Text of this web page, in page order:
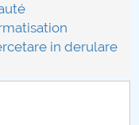
in derulare